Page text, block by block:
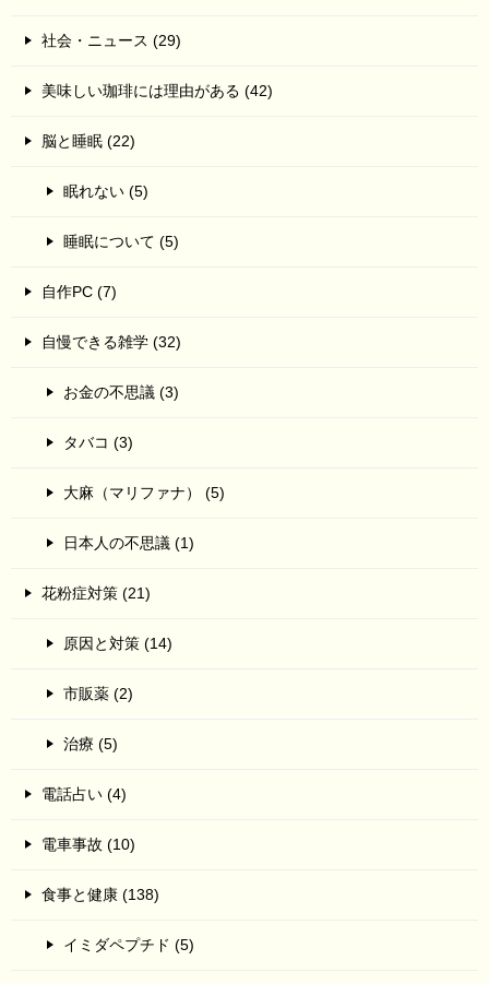
社会・ニュース (29)
美味しい珈琲には理由がある (42)
脳と睡眠 (22)
眠れない (5)
睡眠について (5)
自作PC (7)
自慢できる雑学 (32)
お金の不思議 (3)
タバコ (3)
大麻（マリファナ） (5)
日本人の不思議 (1)
花粉症対策 (21)
原因と対策 (14)
市販薬 (2)
治療 (5)
電話占い (4)
電車事故 (10)
食事と健康 (138)
イミダペプチド (5)